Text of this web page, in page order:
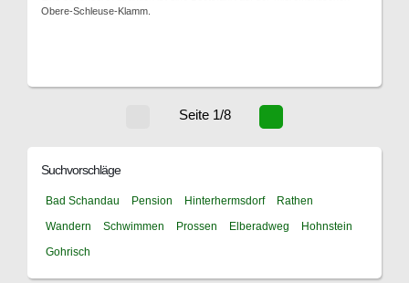
Obere-Schleuse-Klamm.
Seite 1/8
Suchvorschläge
Bad Schandau Pension Hinterhermsdorf
Rathen
Wandern
Schwimmen Prossen Elberadweg
Hohnstein
Gohrisch